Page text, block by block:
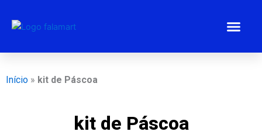
para
Início » kit de Páscoa
kit de Páscoa